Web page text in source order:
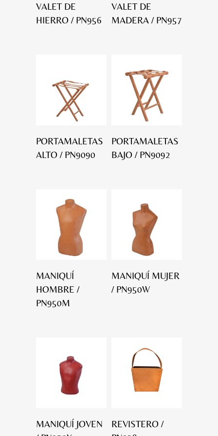
VALET DE
HIERRO / PN956
VALET DE
MADERA / PN957
PORTAMALETAS
ALTO / PN9090
PORTAMALETAS
BAJO / PN9092
MANIQUÍ
HOMBRE /
PN950M
MANIQUÍ MUJER
/ PN950W
MANIQUÍ JOVEN
REVISTERO /